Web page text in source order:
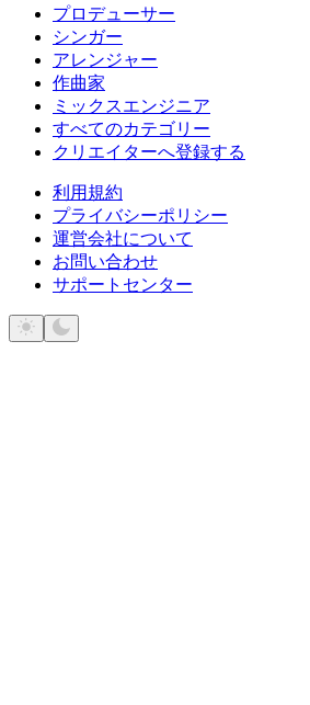
プロデューサー
シンガー
アレンジャー
作曲家
ミックスエンジニア
すべてのカテゴリー
クリエイターへ登録する
利用規約
プライバシーポリシー
運営会社について
お問い合わせ
サポートセンター